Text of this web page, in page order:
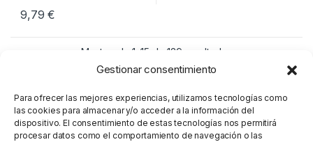
Gestionar consentimiento
Para ofrecer las mejores experiencias, utilizamos tecnologías como
las cookies para almacenar y/o acceder a la información del
dispositivo. El consentimiento de estas tecnologías nos permitirá
procesar datos como el comportamiento de navegación o las
9,79€
Mostrando 1–15 de 139 resultados